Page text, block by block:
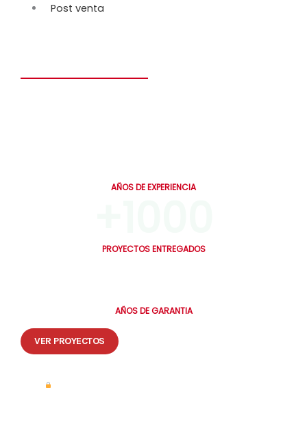
Post venta
AÑOS DE EXPERIENCIA
PROYECTOS ENTREGADOS
AÑOS DE GARANTIA
VER PROYECTOS